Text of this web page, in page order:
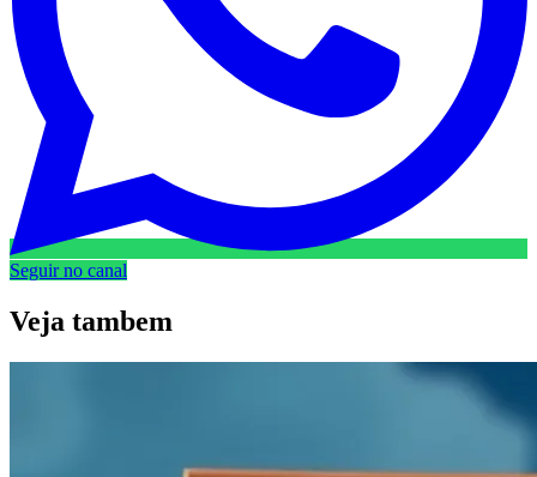
Seguir no canal
Veja tambem